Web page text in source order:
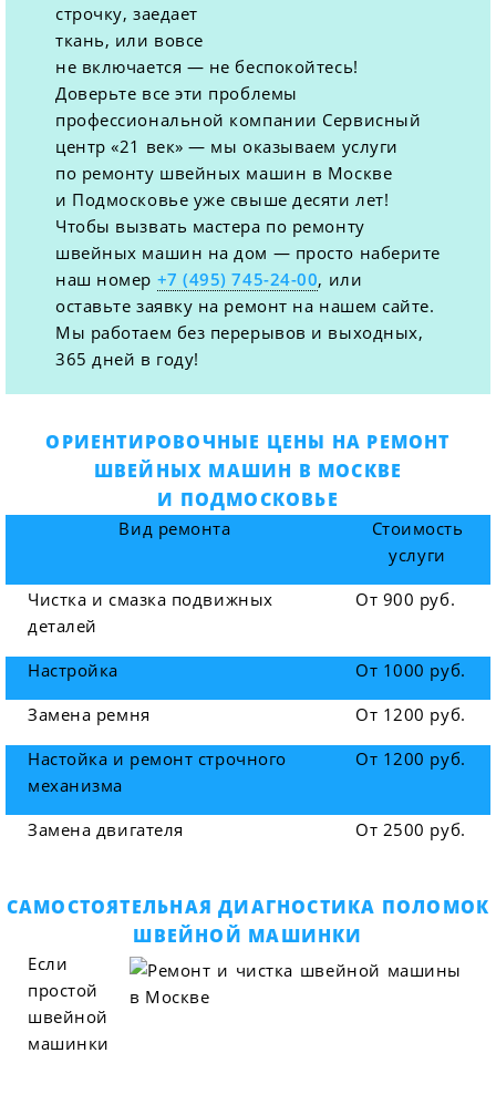
строчку, заедает
ткань, или вовсе
не включается — не беспокойтесь!
Доверьте все эти проблемы
профессиональной компании Сервисный
центр «21 век» — мы оказываем услуги
по ремонту швейных машин в Москве
и Подмосковье уже свыше десяти лет!
Чтобы вызвать мастера по ремонту
швейных машин на дом — просто наберите
наш номер +7 (495) 745-24-00, или
оставьте заявку на ремонт на нашем сайте.
Мы работаем без перерывов и выходных,
365 дней в году!
ОРИЕНТИРОВОЧНЫЕ ЦЕНЫ НА РЕМОНТ
ШВЕЙНЫХ МАШИН В МОСКВЕ
И ПОДМОСКОВЬЕ
Вид ремонта
Стоимость
услуги
Чистка и смазка подвижных
деталей
От 900 руб.
Настройка
От 1000 руб.
Замена ремня
От 1200 руб.
Настойка и ремонт строчного
механизма
От 1200 руб.
Замена двигателя От 2500 руб.
САМОСТОЯТЕЛЬНАЯ ДИАГНОСТИКА ПОЛОМОК
ШВЕЙНОЙ МАШИНКИ
Если
простой
швейной
машинки